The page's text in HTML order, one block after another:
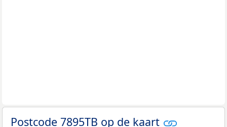
Postcode 7895TB op de kaart